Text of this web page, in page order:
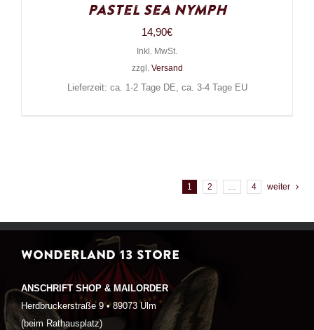
Pastel Sea Nymph
14,90€
Inkl. MwSt.
zzgl. Versand
Lieferzeit: ca. 1-2 Tage DE, ca. 3-4 Tage EU
1 2 … 4 weiter
WONDERLAND 13 STORE
ANSCHRIFT SHOP & MAILORDER
Herdbruckerstraße 9 • 89073 Ulm
(beim Rathausplatz)